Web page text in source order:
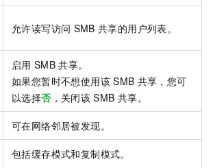
允许读写访问 SMB 共享的用户列表。
启用 SMB 共享。
如果您暂时不想使用该 SMB 共享，您可
以选择否，关闭该 SMB 共享。
可在网络邻居被发现。
包括缓存模式和复制模式。